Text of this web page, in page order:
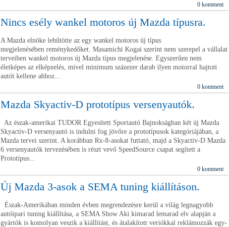
0 komment
Nincs esély wankel motoros új Mazda típusra.
A Mazda elnöke lehűtötte az egy wankel motoros új típus
megjelenésében reménykedőket. Masamichi Kogai szerint nem szerepel a vállalat
terveiben wankel motoros új Mazda típus megjelenése. Egyszerűen nem
életképes az elképzelés, mivel minimum százezer darab ilyen motorral hajtott
autót kellene ahhoz...
0 komment
Mazda Skyactiv-D prototípus versenyautók.
Az észak-amerikai TUDOR Egyesített Sportautó Bajnokságban két új Mazda
Skyactiv-D versenyautó is indulni fog jövőre a prototípusok kategóriájában, a
Mazda tervei szerint. A korábban Rx-8-asokat futtató, majd a Skyactiv-D Mazda
6 versenyautók tervezésében is részt vevő SpeedSource csapat segített a
Prototípus...
0 komment
Új Mazda 3-asok a SEMA tuning kiállításon.
Észak-Amerikában minden évben megrendezésre kerül a világ legnagyobb
autóipari tuning kiállítása, a SEMA Show Aki kimarad lemarad elv alapján a
gyártók is komolyan veszik a kiállítást, és átalakított veriókkal reklámozzák egy-